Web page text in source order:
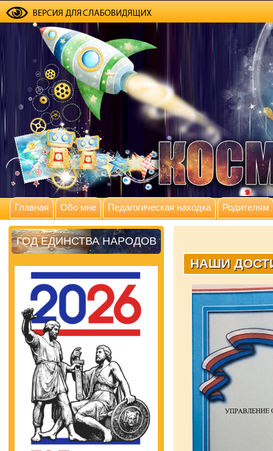
Главная Обо мне Педагогическая находка Родителям
ГОД ЕДИНСТВА НАРОДОВ
НАШИ